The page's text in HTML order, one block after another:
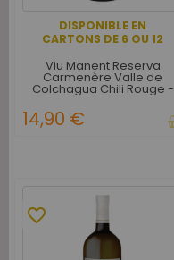
DISPONIBLE EN
CARTONS DE 6 OU 12
Viu Manent Reserva
Carmenère Valle de
Colchagua Chili Rouge -
Carton de 6
14,90 €
favorite_border